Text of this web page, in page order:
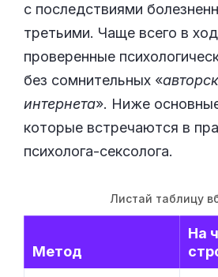
с последствиями
третьими. Чаще всего в
проверенные
без сомнительных «
интернета». Ниже
которые встречаются в
психолога-сексолога.
Листай таблицу
Метод
На